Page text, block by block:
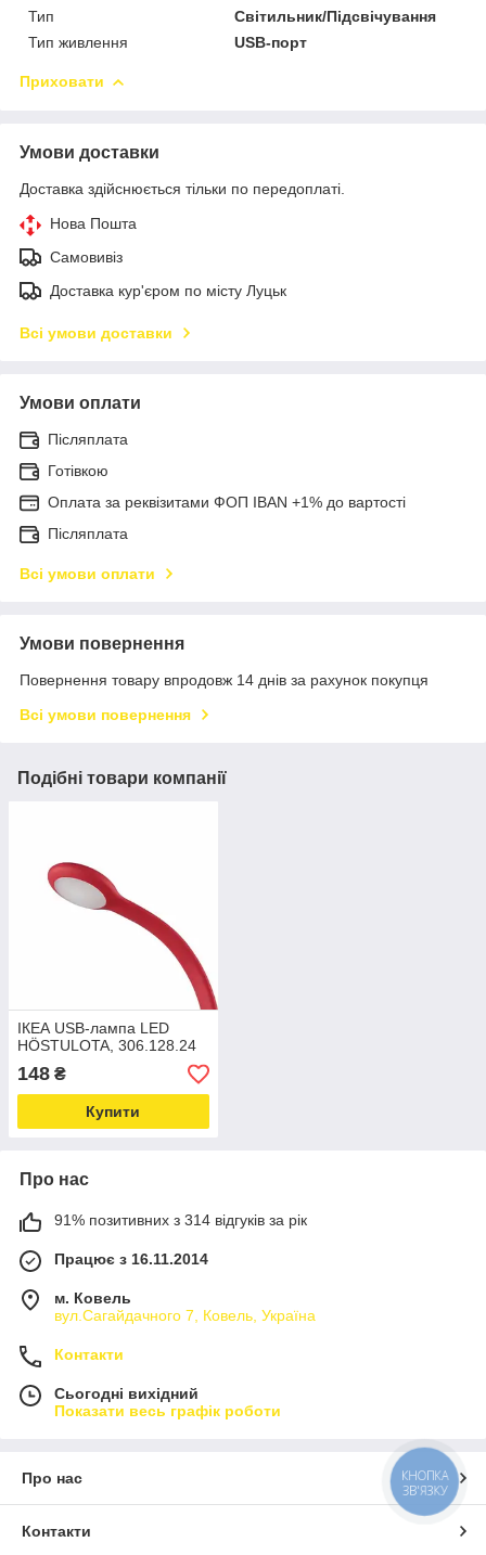
Тип
Світильник/Підсвічування
Тип живлення
USB-порт
Приховати
Умови доставки
Доставка здійснюється тільки по передоплаті.
Нова Пошта
Самовивіз
Доставка кур'єром по місту Луцьк
Всі умови доставки
Умови оплати
Післяплата
Готівкою
Оплата за реквізитами ФОП IBAN +1% до вартості
Післяплата
Всі умови оплати
Умови повернення
Повернення товару впродовж 14 днів за рахунок покупця
Всі умови повернення
Подібні товари компанії
ІКЕА USB-лампа LED
HÖSTULOTA, 306.128.24
148 ₴
Купити
Про нас
91% позитивних з 314 відгуків за рік
Працює з 16.11.2014
м. Ковель
вул.Сагайдачного 7, Ковель, Україна
Контакти
Сьогодні вихідний
Показати весь графік роботи
Про нас
Контакти
КНОПКА
ЗВ'ЯЗКУ